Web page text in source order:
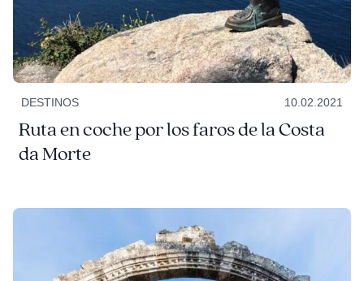
DESTINOS 10.02.2021
Ruta en coche por los faros de la Costa
da Morte